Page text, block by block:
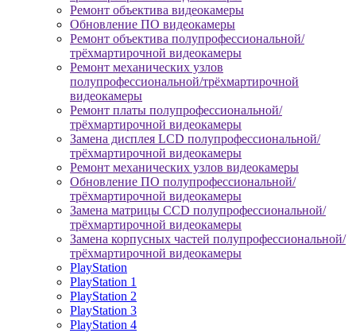
Ремонт объектива видеокамеры
Обновление ПО видеокамеры
Ремонт объектива полупрофессиональной/
трёхмартирочной видеокамеры
Ремонт механических узлов
полупрофессиональной/трёхмартирочной
видеокамеры
Ремонт платы полупрофессиональной/
трёхмартирочной видеокамеры
Замена дисплея LCD полупрофессиональной/
трёхмартирочной видеокамеры
Ремонт механических узлов видеокамеры
Обновление ПО полупрофессиональной/
трёхмартирочной видеокамеры
Замена матрицы CCD полупрофессиональной/
трёхмартирочной видеокамеры
Замена корпусных частей полупрофессиональной/
трёхмартирочной видеокамеры
PlayStation
PlayStation 1
PlayStation 2
PlayStation 3
PlayStation 4